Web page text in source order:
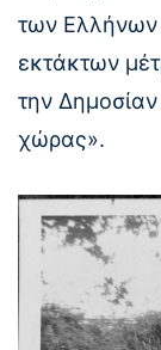
των Ελλήνων
εκτάκτων
την Δημοσίαν
χώρας».